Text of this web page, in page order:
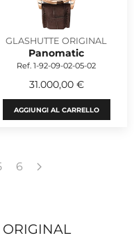
GLASHUTTE ORIGINAL
Panomatic
Ref. 1-92-09-02-05-02
31.000,00 €
AGGIUNGI AL CARRELLO
6
ORIGINAL